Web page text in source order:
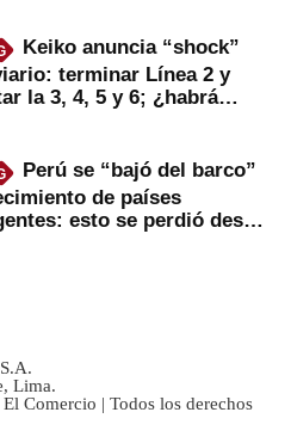
Keiko anuncia “shock”
terminar Línea 2 y
la 3, 4, 5 y 6; ¿habrá
Perú se “bajó del barco”
de países
esto se perdió desde
Lima.
Comercio | Todos los derechos